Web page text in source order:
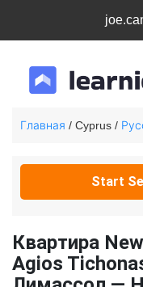
Главная / Cyprus /
Start
Квартира
Agios